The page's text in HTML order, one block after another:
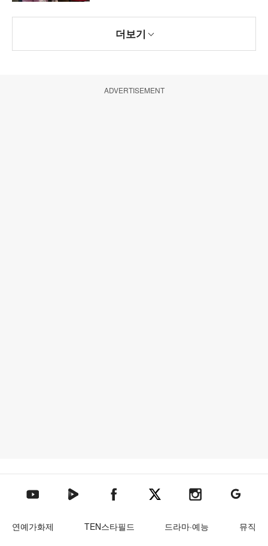
더보기
ADVERTISEMENT
텐아시아 유튜브텐아시아 네이버TV텐아시아 페이스북텐아시아 엑스텐아시아 인스타그램
텐아시아
연예가화제 TEN스타필드 드라마·예능
뮤직